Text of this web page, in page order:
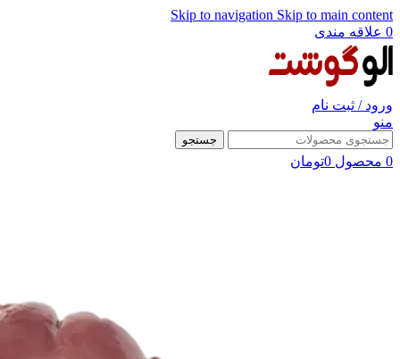
Skip to navigation Skip to main content
0 علاقه مندی
ورود / ثبت نام
منو
جستجو
0 محصول 0تومان